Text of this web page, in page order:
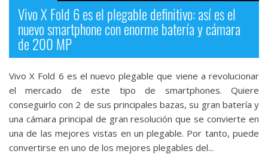
Vivo X Fold 6 es el plegable definitivo: así es el
nuevo smartphone con enorme batería y cámara
de 200 MP
Vivo X Fold 6 es el nuevo plegable que viene a revolucionar
el mercado de este tipo de smartphones. Quiere
conseguirlo con 2 de sus principales bazas, su gran batería y
una cámara principal de gran resolución que se convierte en
una de las mejores vistas en un plegable. Por tanto, puede
convertirse en uno de los mejores plegables del...